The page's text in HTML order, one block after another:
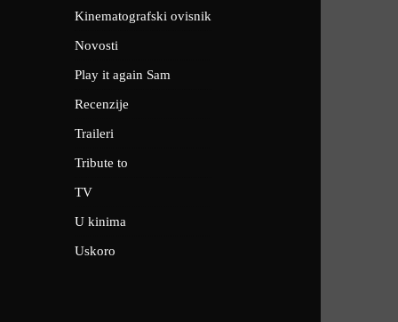
Kinematografski ovisnik
Novosti
Play it again Sam
Recenzije
Traileri
Tribute to
TV
U kinima
Uskoro